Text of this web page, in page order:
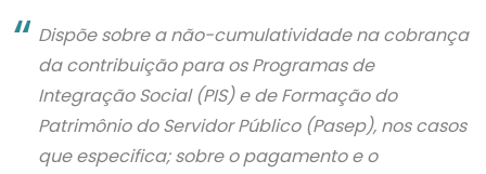
Dispõe sobre a não-cumulatividade na cobrança
da contribuição para os Programas de
Integração Social (PIS) e de Formação do
Patrimônio do Servidor Público (Pasep), nos casos
que especifica; sobre o pagamento e o